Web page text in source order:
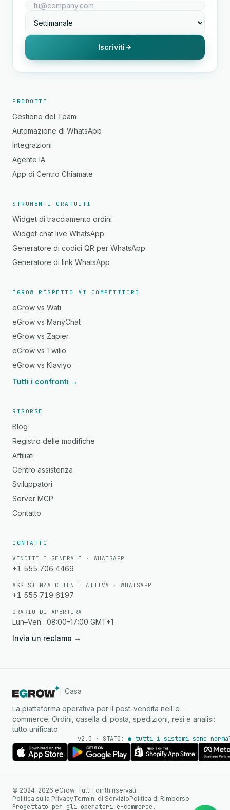
Iscriviti
PRODOTTI
Gestione del Team
Automazione di WhatsApp
Integrazioni
Agente IA
App di Centro Chiamate
STRUMENTI GRATUITI
Widget di tracciamento ordini
Widget chat live WhatsApp
Generatore di codici QR per WhatsApp
Generatore di link WhatsApp
EGROW RISPETTO AI COMPETITORI
eGrow vs Wati
eGrow vs ManyChat
eGrow vs Zapier
eGrow vs Twilio
eGrow vs Klaviyo
Tutti i confronti →
RISORSE
Blog
Registro delle modifiche
Affiliati
Centro assistenza
Sviluppatori
Server MCP
Contatto
CONTATTO
VENDITE E GENERALE · WHATSAPP
+1 555 706 4469
ASSISTENZA CLIENTI ATTIVA · WHATSAPP
+1 555 719 6197
ORARIO DI APERTURA
Lun–Ven · 08:00–17:00 GMT+1
Invia un reclamo →
Casa
La piattaforma operativa per il post-vendita nell'e-
commerce. Ordini, casella di posta, spedizioni, resi e analisi:
tutto unificato.
v2.0 · STATO: ● tutti i sistemi sono
© 2024-2026 eGrow. Tutti i diritti riservati.
Politica sulla PrivacyTermini di ServizioPolitica di Rimborso
Progettato per gli operatori e-commerce.
WhatsApp